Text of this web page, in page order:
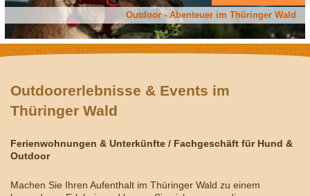
Outdoor - Abenteuer im Thüringer Wald
Outdoorerlebnisse & Events im
Thüringer Wald
Ferienwohnungen & Unterkünfte / Fachgeschäft für Hund &
Outdoor
Machen Sie Ihren Aufenthalt im Thüringer Wald zu einem